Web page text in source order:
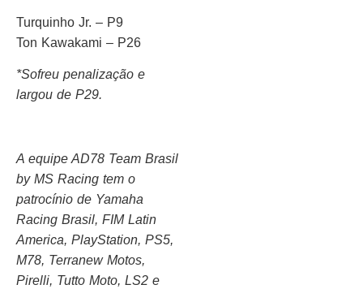
Turquinho Jr. – P9
Ton Kawakami – P26
*Sofreu penalização e
largou de P29.
A equipe AD78 Team Brasil
by MS Racing tem o
patrocínio de Yamaha
Racing Brasil, FIM Latin
America, PlayStation, PS5,
M78, Terranew Motos,
Pirelli, Tutto Moto, LS2 e